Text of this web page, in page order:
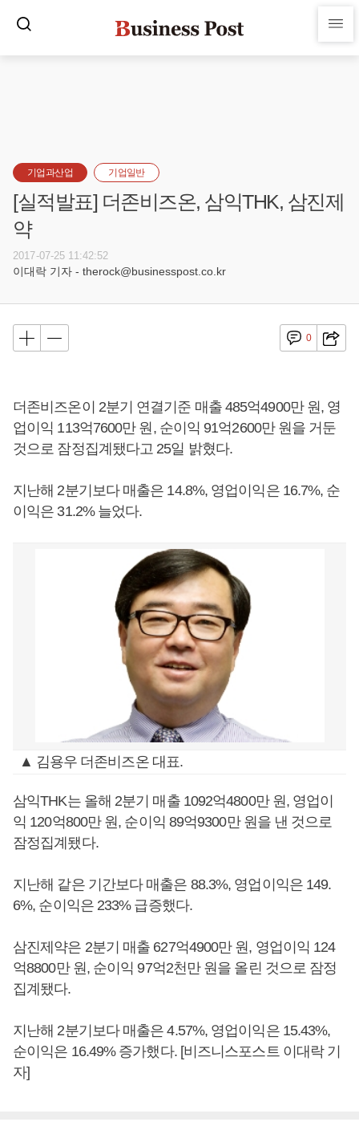
기업과산업 기업일반
[실적발표] 더존비즈온, 삼익THK, 삼진제
약
2017-07-25 11:42:52
이대락 기자 - therock@businesspost.co.kr
0
더존비즈온이 2분기 연결기준 매출 485억4900만 원, 영
업이익 113억7600만 원, 순이익 91억2600만 원을 거둔
것으로 잠정집계됐다고 25일 밝혔다.
지난해 2분기보다 매출은 14.8%, 영업이익은 16.7%, 순
이익은 31.2% 늘었다.
▲ 김용우 더존비즈온 대표.
삼익THK는 올해 2분기 매출 1092억4800만 원, 영업이
익 120억800만 원, 순이익 89억9300만 원을 낸 것으로
잠정집계됐다.
지난해 같은 기간보다 매출은 88.3%, 영업이익은 149.
6%, 순이익은 233% 급증했다.
삼진제약은 2분기 매출 627억4900만 원, 영업이익 124
억8800만 원, 순이익 97억2천만 원을 올린 것으로 잠정
집계됐다.
지난해 2분기보다 매출은 4.57%, 영업이익은 15.43%,
순이익은 16.49% 증가했다. [비즈니스포스트 이대락 기
자]